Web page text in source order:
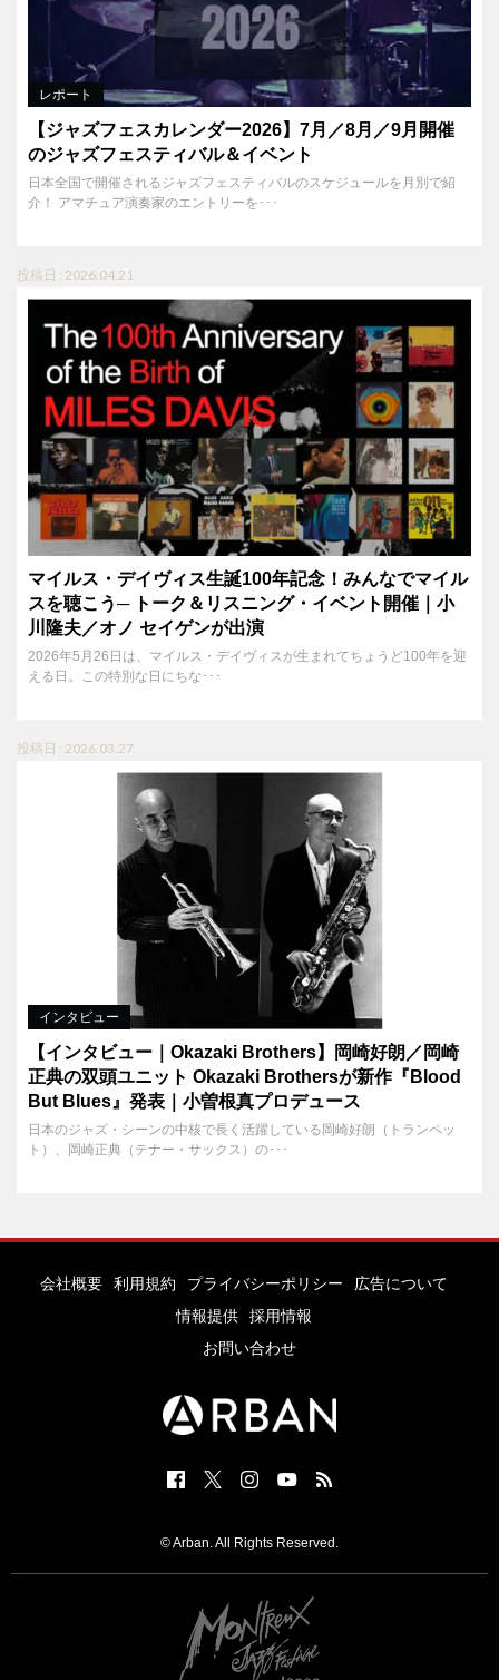
レポート
【ジャズフェスカレンダー2026】7月／8月／9月開催
のジャズフェスティバル＆イベント
日本全国で開催されるジャズフェスティバルのスケジュールを月別で紹
介！ アマチュア演奏家のエントリーを･･･
投稿日 : 2026.04.21
マイルス・デイヴィス生誕100年記念！みんなでマイル
スを聴こう─ トーク＆リスニング・イベント開催｜小
川隆夫／オノ セイゲンが出演
2026年5月26日は、マイルス・デイヴィスが生まれてちょうど100年を迎
える日。この特別な日にちな･･･
投稿日 : 2026.03.27
インタビュー
【インタビュー｜Okazaki Brothers】岡崎好朗／岡崎
正典の双頭ユニット Okazaki Brothersが新作『Blood
But Blues』発表｜小曽根真プロデュース
日本のジャズ・シーンの中核で長く活躍している岡崎好朗（トランペッ
ト）、岡崎正典（テナー・サックス）の･･･
会社概要 利用規約 プライバシーポリシー
広告について
情報提供
採用情報
お問い合わせ
© Arban. All Rights Reserved.